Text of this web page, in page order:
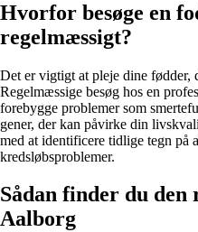
Hvorfor besøge en
regelmæssigt?
Det er vigtigt at pleje dine fødder,
Regelmæssige besøg hos en
forebygge problemer som
gener, der kan påvirke din
med at identificere tidlige tegn på
kredsløbsproblemer.
Sådan finder du
Aalborg